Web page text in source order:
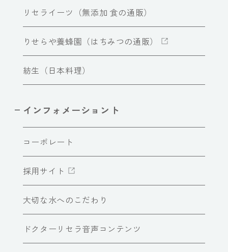
リセライーツ（無添加 食の通販）
りせらや養蜂園（はちみつの通販）
紡生（日本料理）
インフォメーショント
コーポレート
採用サイト
大切な水へのこだわり
ドクターリセラ音声コンテンツ